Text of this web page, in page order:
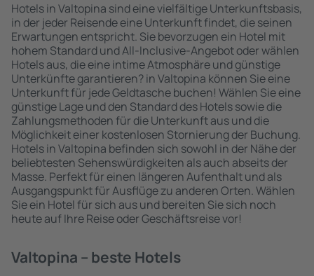
Hotels in Valtopina sind eine vielfältige Unterkunftsbasis,
in der jeder Reisende eine Unterkunft findet, die seinen
Erwartungen entspricht. Sie bevorzugen ein Hotel mit
hohem Standard und All-Inclusive-Angebot oder wählen
Hotels aus, die eine intime Atmosphäre und günstige
Unterkünfte garantieren? in Valtopina können Sie eine
Unterkunft für jede Geldtasche buchen! Wählen Sie eine
günstige Lage und den Standard des Hotels sowie die
Zahlungsmethoden für die Unterkunft aus und die
Möglichkeit einer kostenlosen Stornierung der Buchung.
Hotels in Valtopina befinden sich sowohl in der Nähe der
beliebtesten Sehenswürdigkeiten als auch abseits der
Masse. Perfekt für einen längeren Aufenthalt und als
Ausgangspunkt für Ausflüge zu anderen Orten. Wählen
Sie ein Hotel für sich aus und bereiten Sie sich noch
heute auf Ihre Reise oder Geschäftsreise vor!
Valtopina – beste Hotels